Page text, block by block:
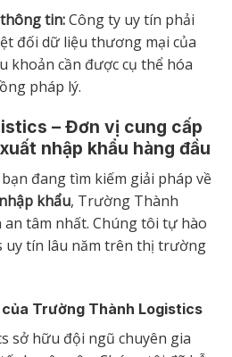
tin:Công ty uy tín phải
đối dữ liệu thương mại của
khoản cần được cụ thể hóa
pháp lý.
– Đơn vị cung cấp
nhập khẩu hàng đầu
đang tìm kiếm giải pháp về
khẩu, Trường Thành
tâm nhất. Chúng tôi tự hào
uy tín lâu năm trên thị trường
Trường Thành Logistics
sở hữu đội ngũ chuyên gia